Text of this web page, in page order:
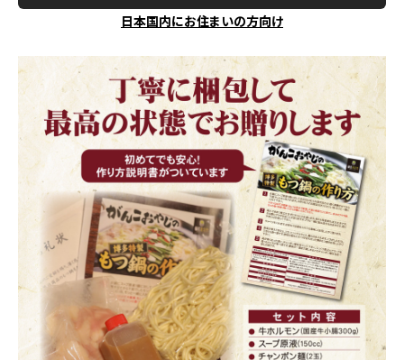
日本国内にお住まいの方向け